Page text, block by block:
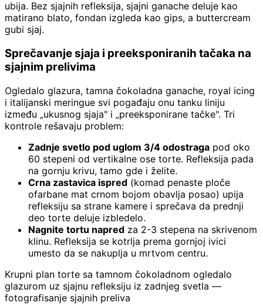
ubija. Bez sjajnih refleksija, sjajni ganache deluje kao
matirano blato, fondan izgleda kao gips, a buttercream
gubi sjaj.
Sprečavanje sjaja i preeksponiranih tačaka na
sjajnim prelivima
Ogledalo glazura, tamna čokoladna ganache, royal icing
i italijanski meringue svi pogađaju onu tanku liniju
između „ukusnog sjaja" i „preeksponirane tačke". Tri
kontrole rešavaju problem:
Zadnje svetlo pod uglom 3/4 odostraga pod oko
60 stepeni od vertikalne ose torte. Refleksija pada
na gornju krivu, tamo gde i želite.
Crna zastavica ispred (komad penaste ploče
ofarbane mat crnom bojom obavlja posao) upija
refleksiju sa strane kamere i sprečava da prednji
deo torte deluje izbledelo.
Nagnite tortu napred za 2-3 stepena na skrivenom
klinu. Refleksija se kotrlja prema gornjoj ivici
umesto da se nakuplja u mrtvom centru.
Krupni plan torte sa tamnom čokoladnom ogledalo
glazurom uz sjajnu refleksiju iz zadnjeg svetla —
fotografisanje sjajnih preliva